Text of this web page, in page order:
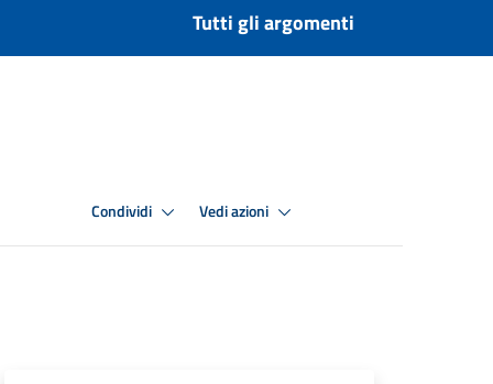
Tutti gli argomenti
Condividi Vedi azioni